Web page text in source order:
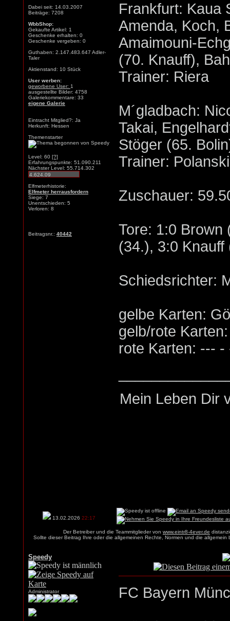
Dabei seit: 14.03.2007
Beiträge: 7208
WbbShop:
Gekaufte Artikel: 1
Geschenke erhalten: 0
Geschenke vergeben: 0
Guthaben: 2.147.483.647 Adler-
Taler
Aktienstand: 10 Stück
User werben:
geworbene User: 1
ausgestellte Bilder: 4758
Galeriekommentare: 33
eigene Galerie
Eintracht Mitglied?: Ja
Herkunft: Hessen
Themenstarter
Level: 60 [?]
Erfahrungspunkte: 51.090.211
Nächster Level: 55.714.302
Elfmeterhistorie:
Elfmeter herrausfordern
Siege: 7
Unentschieden: 5
Verloren: 8
Beitragsnr.: 40442
Frankfurt: Kaua
Amenda, Koch,
Amaimouni-
(70. Knauff),
Trainer: Riera
M´gladbach:
Takai,
Stöger (65.
Trainer: Polanski
Zuschauer:
Tore: 1:0 Brown
(34.), 3:0 Knauff
Schiedsrichter:
gelbe Karten:
gelb/rote
rote Karten: --- -
Mein Leben Dir
13.02.2026 22:17
Der Betreiber und die Teammitglieder von www.eintr8-4ever.de
Sollte dieser Beitrag Ihre oder die allgemeinen Rechte, Normen und die
Speedy
Administrator FC Bayern